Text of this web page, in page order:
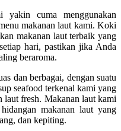
cuma menggunakan
makanan laut kami. Koki
makanan laut terbaik yang
hari, pastikan jika Anda
beraroma.
dan berbagai, dengan suatu
seafood terkenal kami yang
laut fresh. Makanan laut kami
makanan laut yang
dan kepiting.